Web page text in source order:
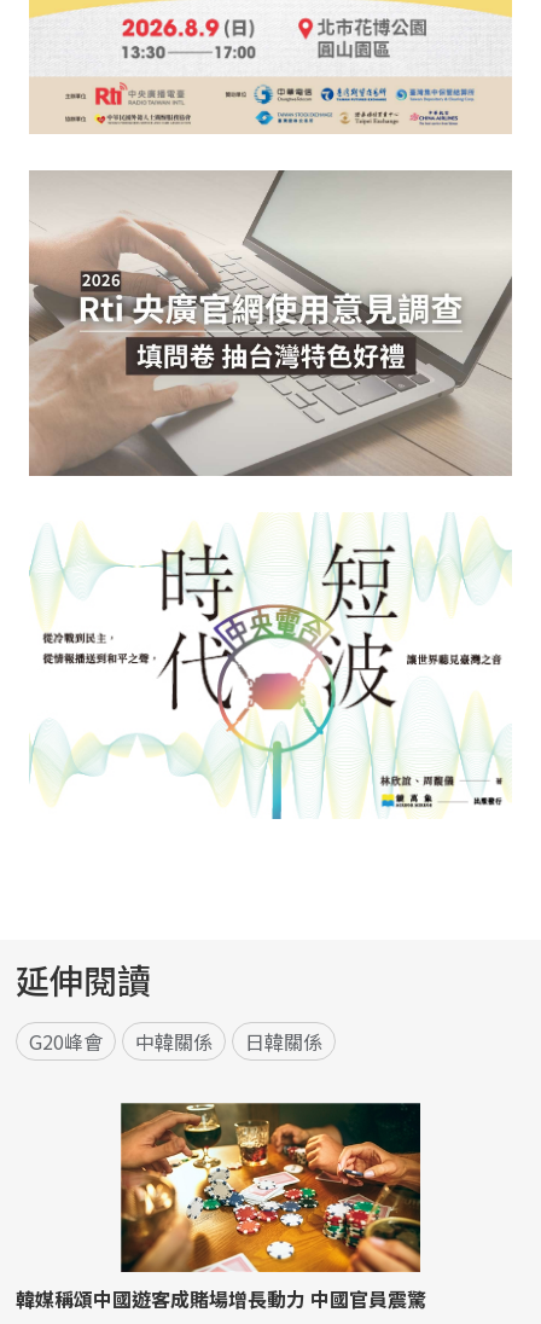
延伸閱讀
G20峰會 中韓關係 日韓關係
韓媒稱頌中國遊客成賭場增長動力 中國官員震驚